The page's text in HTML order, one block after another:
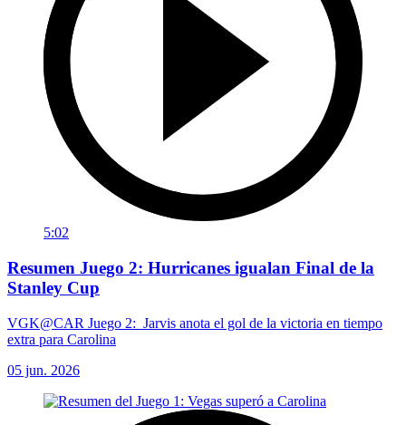
5:02
Resumen Juego 2: Hurricanes igualan Final de la
Stanley Cup
VGK@CAR Juego 2: Jarvis anota el gol de la victoria en tiempo
extra para Carolina
05 jun. 2026